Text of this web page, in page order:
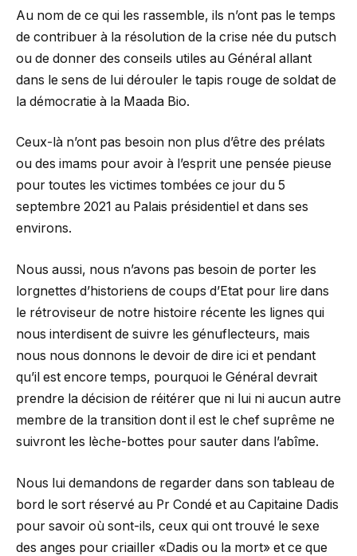
Au nom de ce qui les rassemble, ils n’ont pas le temps
de contribuer à la résolution de la crise née du putsch
ou de donner des conseils utiles au Général allant
dans le sens de lui dérouler le tapis rouge de soldat de
la démocratie à la Maada Bio.
Ceux-là n’ont pas besoin non plus d’être des prélats
ou des imams pour avoir à l’esprit une pensée pieuse
pour toutes les victimes tombées ce jour du 5
septembre 2021 au Palais présidentiel et dans ses
environs.
Nous aussi, nous n’avons pas besoin de porter les
lorgnettes d’historiens de coups d’Etat pour lire dans
le rétroviseur de notre histoire récente les lignes qui
nous interdisent de suivre les génuflecteurs, mais
nous nous donnons le devoir de dire ici et pendant
qu’il est encore temps, pourquoi le Général devrait
prendre la décision de réitérer que ni lui ni aucun autre
membre de la transition dont il est le chef suprême ne
suivront les lèche-bottes pour sauter dans l’abîme.
Nous lui demandons de regarder dans son tableau de
bord le sort réservé au Pr Condé et au Capitaine Dadis
pour savoir où sont-ils, ceux qui ont trouvé le sexe
des anges pour criailler «Dadis ou la mort» et ce que